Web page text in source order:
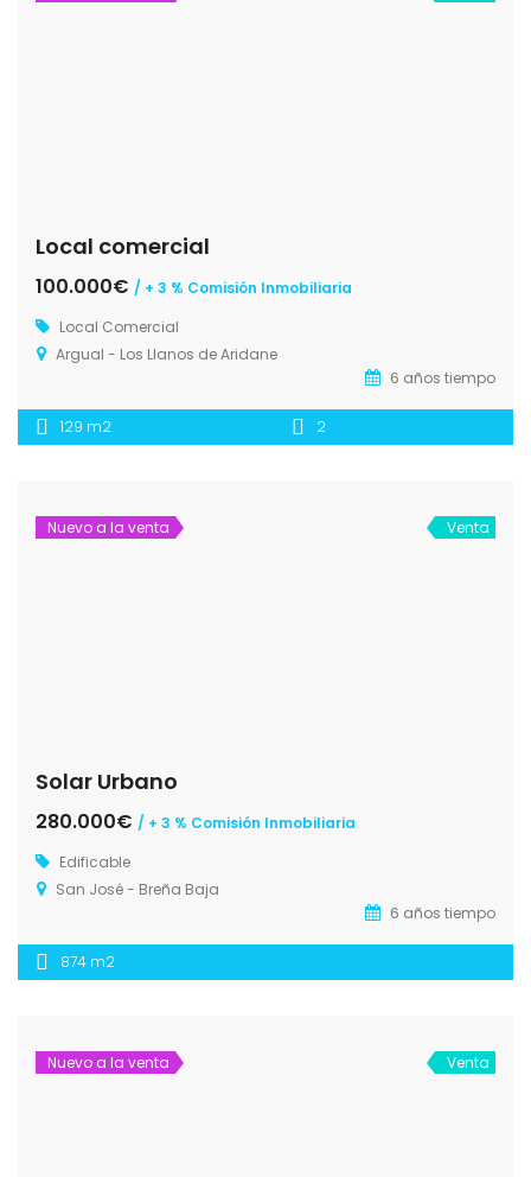
Local comercial
100.000€ / + 3 % Comisión Inmobiliaria
Local Comercial
Argual - Los Llanos de Aridane
6 años tiempo
129 m2 2
Nuevo a la venta Venta
Solar Urbano
280.000€ / + 3 % Comisión Inmobiliaria
Edificable
San José - Breña Baja
6 años tiempo
874 m2
Nuevo a la venta Venta